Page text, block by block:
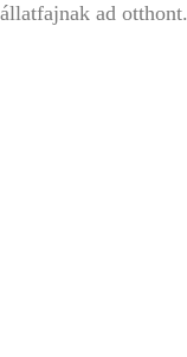
állatfajnak ad otthont.